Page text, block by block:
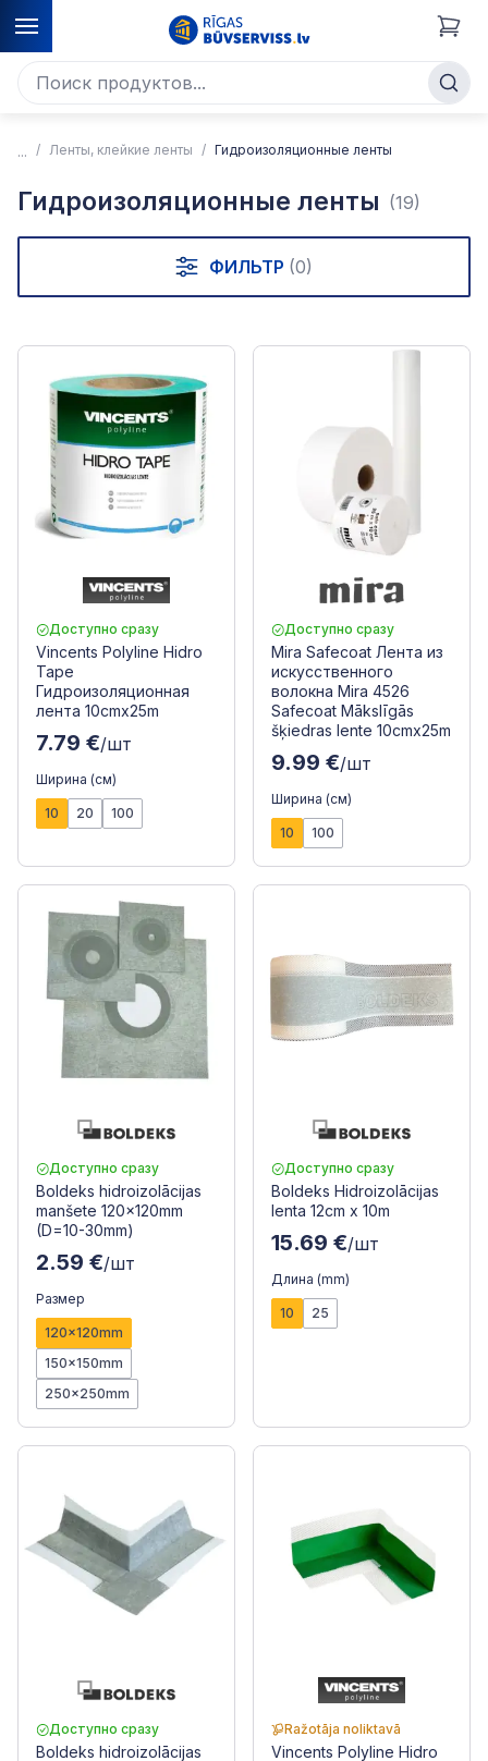
Ленты, клейкие ленты Гидроизоляционные ленты
Гидроизоляционные ленты (19)
ФИЛЬТР (0)
Доступно сразу
Vincents Polyline Hidro
Tape
Гидроизоляционная
лента 10cmx25m
7.79 €/шт
Ширина (см)
10 20 100
Доступно сразу
Mira Safecoat Лента из
искусственного
волокна Mira 4526
Safecoat Mākslīgās
šķiedras lente 10cmx25m
9.99 €/шт
Ширина (см)
10 100
Доступно сразу
Boldeks hidroizolācijas
manšete 120x120mm
(D=10-30mm)
2.59 €/шт
Размер
120x120mm
150x150mm
250x250mm
Доступно сразу
Boldeks Hidroizolācijas
lenta 12cm x 10m
15.69 €/шт
Длина (mm)
10 25
Доступно сразу
Boldeks hidroizolācijas
Ražotāja noliktavā
Vincents Polyline Hidro